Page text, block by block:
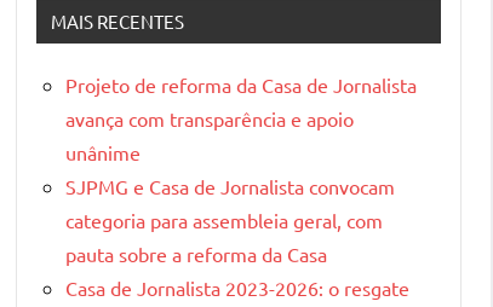
Gerais
MAIS RECENTES
Projeto de reforma da Casa de Jornalista
avança com transparência e apoio
unânime
SJPMG e Casa de Jornalista convocam
categoria para assembleia geral, com
pauta sobre a reforma da Casa
Casa de Jornalista 2023-2026: o resgate